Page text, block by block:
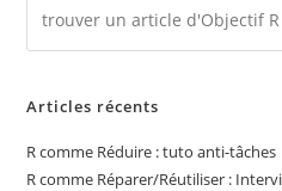
«
Baume
De
!
Articles récents
R comme Réduire : tuto anti-tâches
R comme Réparer/Réutiliser :